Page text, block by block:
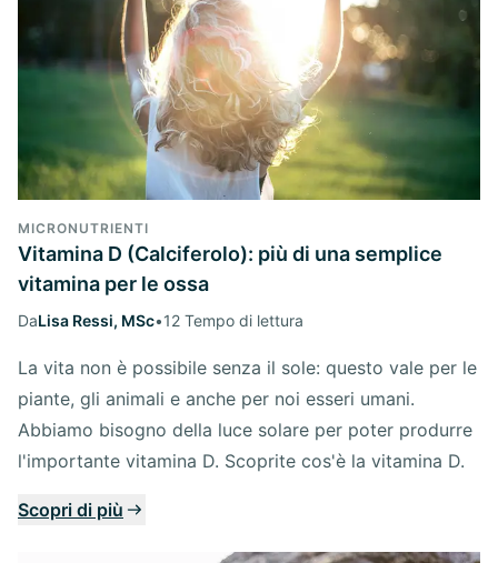
MICRONUTRIENTI
Vitamina D (Calciferolo): più di una semplice
vitamina per le ossa
DaLisa Ressi, MSc•12 Tempo di lettura
La vita non è possibile senza il sole: questo vale per le
piante, gli animali e anche per noi esseri umani.
Abbiamo bisogno della luce solare per poter produrre
l'importante vitamina D. Scoprite cos'è la vitamina D.
Scopri di più